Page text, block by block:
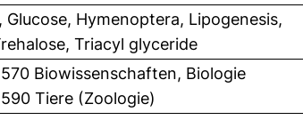
Hymenoptera, Lipogenesis,
Triacyl glyceride
Biowissenschaften, Biologie
Tiere (Zoologie)